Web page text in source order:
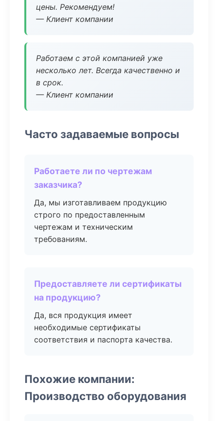
цены. Рекомендуем!
— Клиент компании
Работаем с этой компанией уже
несколько лет. Всегда качественно и
в срок.
— Клиент компании
Часто задаваемые вопросы
Работаете ли по чертежам
заказчика?
Да, мы изготавливаем продукцию
строго по предоставленным
чертежам и техническим
требованиям.
Предоставляете ли сертификаты
на продукцию?
Да, вся продукция имеет
необходимые сертификаты
соответствия и паспорта качества.
Похожие компании:
Производство оборудования